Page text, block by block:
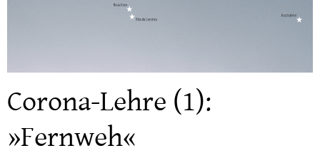
Corona-Lehre (1):
»Fernweh«